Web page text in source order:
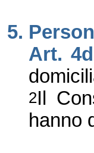
5.
Art. 4d
2Il
hanno